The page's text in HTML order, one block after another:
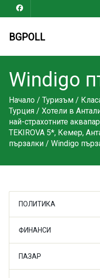
BGPOLL
Windigo
Начало/ Туризъм/
Турция/ Хотели в
най-страхотните
TEKIROVA 5*, Кемер,
пързалки/ Windigo
ПОЛИТИКА
ФИНАНСИ
ПАЗАР